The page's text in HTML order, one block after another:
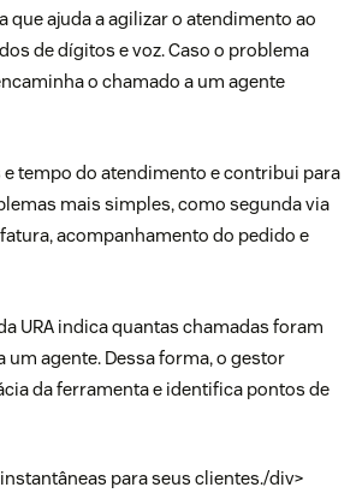
que ajuda a agilizar o atendimento ao
de dígitos e voz. Caso o problema
o chamado a um agente
e tempo do atendimento e contribui para
mais simples, como segunda via
acompanhamento do pedido e
URA indica quantas chamadas foram
um agente. Dessa forma, o gestor
da ferramenta e identifica pontos de
para seus clientes./div>